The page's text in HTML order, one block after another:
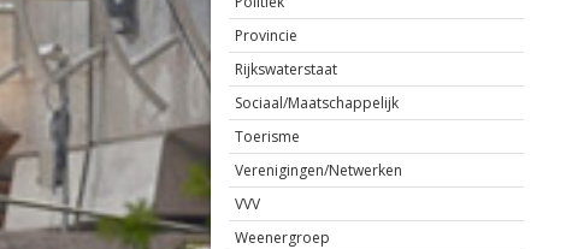
Provincie
Rijkswaterstaat
Sociaal/Maatschappelijk
Toerisme
Verenigingen/Netwerken
VVV
Weenergroep